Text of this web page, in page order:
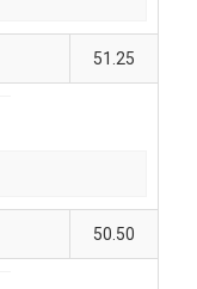
51.25
50.50